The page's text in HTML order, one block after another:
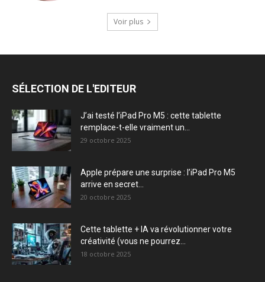
Voir plus
SÉLECTION DE L'EDITEUR
J’ai testé l’iPad Pro M5 : cette tablette
remplace-t-elle vraiment un...
29 octobre 2025
Apple prépare une surprise : l’iPad Pro M5
arrive en secret...
20 octobre 2025
Cette tablette + IA va révolutionner votre
créativité (vous ne pourrez...
18 octobre 2025